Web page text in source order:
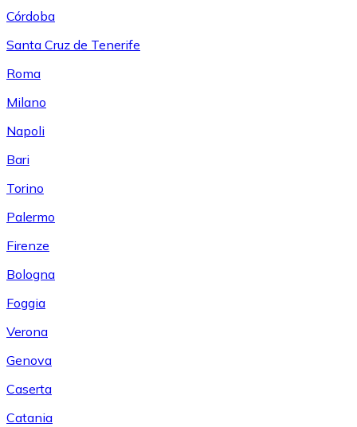
Córdoba
Santa Cruz de Tenerife
Roma
Milano
Napoli
Bari
Torino
Palermo
Firenze
Bologna
Foggia
Verona
Genova
Caserta
Catania